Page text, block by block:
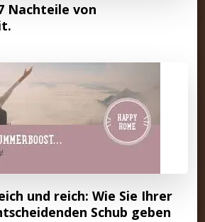
Nachteile von
und reich: Wie Sie Ihrer
Schub geben